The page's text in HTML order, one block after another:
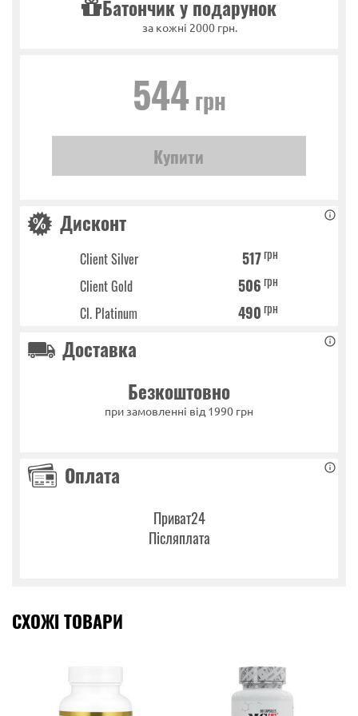
Дисконт
Client Silver 517грн
Client Gold 506грн
Cl. Platinum 490грн
Доставка
Безкоштовно
при замовленні від 1990 грн
Оплата
Приват24
Післяплата
Батончик у подарунок
за кожні 2000 грн.
544грн
СХОЖІ ТОВАРИ